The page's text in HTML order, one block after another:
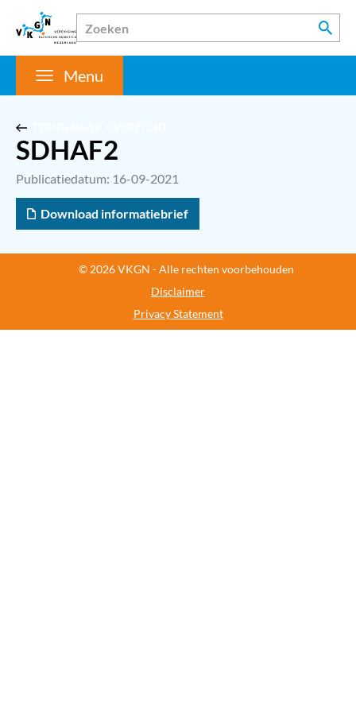
Menu
SDHAF2
Publicatiedatum: 16-09-2021
Download informatiebrief
© 2026 VKGN - Alle rechten voorbehouden
Disclaimer
Privacy Statement